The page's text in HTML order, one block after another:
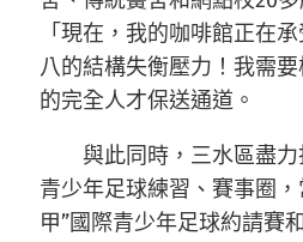
「現在，我的咖啡館正在
八的結構失衡壓力！我需
的完全人才保送通道。
與此同時，三水區盡
青少年足球練習、賽事圈
甲”國際青少年足球約請賽